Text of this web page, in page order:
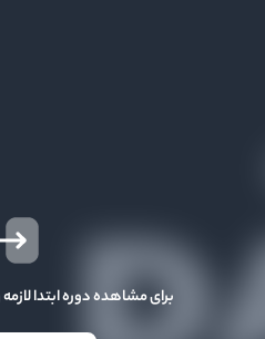
برای مشاهده دوره ابتدا